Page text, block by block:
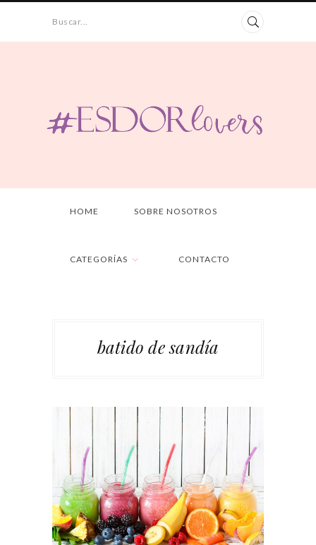
Buscar...
HOME SOBRE NOSOTROS
CATEGORÍAS CONTACTO
batido de sandía